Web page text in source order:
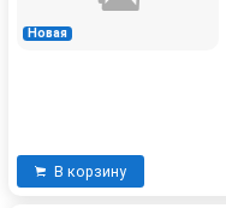
Новая
В корзину